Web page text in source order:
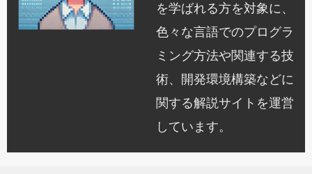
を学ばれる方を対象に、
色々な言語でのプログラ
ミング方法や関連する技
術、開発環境構築などに
関する解説サイトを運営
しています。